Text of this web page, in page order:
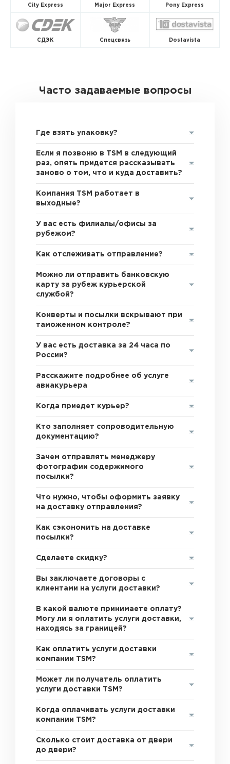
City Express Major Express Pony Express
СДЭК Спецсвязь Dostavista
Часто задаваемые вопросы
Где взять упаковку?
Если я позвоню в TSM в следующий
раз, опять придется рассказывать
заново о том, что и куда доставить?
Компания TSM работает в
выходные?
У вас есть филиалы/офисы за
рубежом?
Как отслеживать отправление?
Можно ли отправить банковскую
карту за рубеж курьерской
службой?
Конверты и посылки вскрывают при
таможенном контроле?
У вас есть доставка за 24 часа по
России?
Расскажите подробнее об услуге
авиакурьера
Когда приедет курьер?
Кто заполняет сопроводительную
документацию?
Зачем отправлять менеджеру
фотографии содержимого
посылки?
Что нужно, чтобы оформить заявку
на доставку отправления?
Как сэкономить на доставке
посылки?
Сделаете скидку?
Вы заключаете договоры с
клиентами на услуги доставки?
В какой валюте принимаете оплату?
Могу ли я оплатить услуги доставки,
находясь за границей?
Как оплатить услуги доставки
компании TSM?
Может ли получатель оплатить
услуги доставки TSM?
Когда оплачивать услуги доставки
компании TSM?
Сколько стоит доставка от двери
до двери?